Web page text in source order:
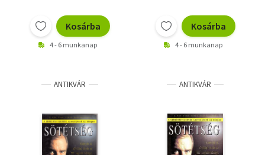
Kosárba
4 - 6 munkanap
Kosárba
4 - 6 munkanap
ANTIKVÁR ANTIKVÁR